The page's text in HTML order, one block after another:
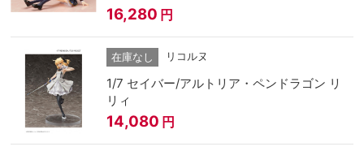
16,280 円
在庫なし リコルヌ
1/7 セイバー/アルトリア・ペンドラゴン リ
リィ
14,080 円